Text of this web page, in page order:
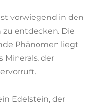
vorwiegend in den
zu entdecken. Die
Phänomen liegt
Minerals, der
Edelstein, der